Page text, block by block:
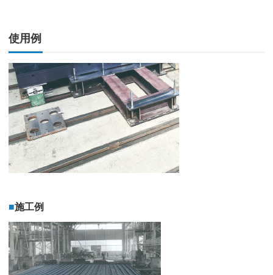
使用例
■施工例